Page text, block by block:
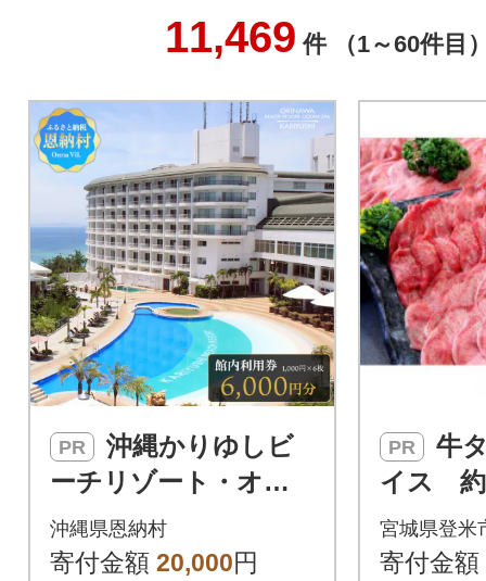
11,469 件 （1～60件目
PR
ーチリゾート・オー
シャンスパ 館内利
用券「6,000円分」
沖縄県恩納村
寄付金額 20,000円
PR
イス
(500g×2
人分)
宮城県登米
寄付金額